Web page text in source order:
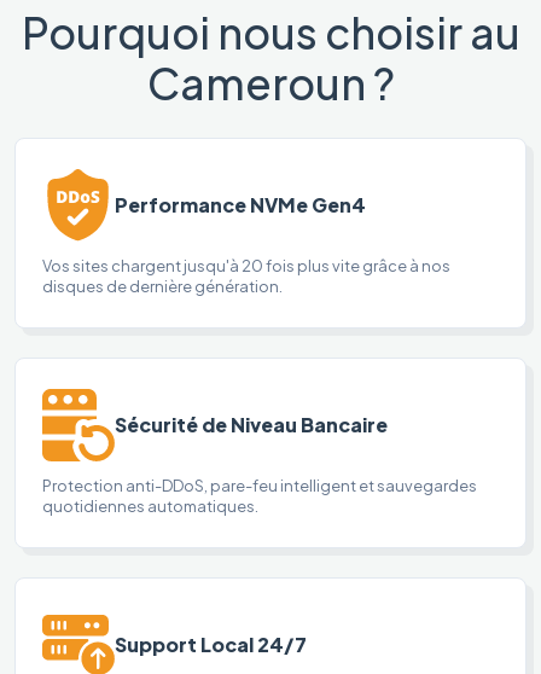
Pourquoi nous choisir au
Cameroun ?
Performance NVMe Gen4
Vos sites chargent jusqu'à 20 fois plus vite grâce à nos
disques de dernière génération.
Sécurité de Niveau Bancaire
Protection anti-DDoS, pare-feu intelligent et sauvegardes
quotidiennes automatiques.
Support Local 24/7